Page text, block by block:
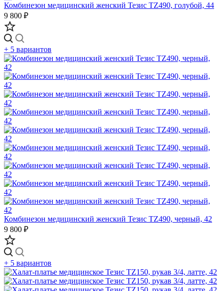
Комбинезон медицинский женский Тезис TZ490, голубой, 44
9 800 ₽
+ 5 вариантов
Комбинезон медицинский женский Тезис TZ490, черный, 42
9 800 ₽
+ 5 вариантов